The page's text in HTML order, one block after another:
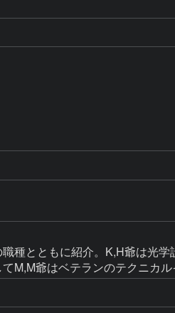
種とともに紹介。K,H爺は光